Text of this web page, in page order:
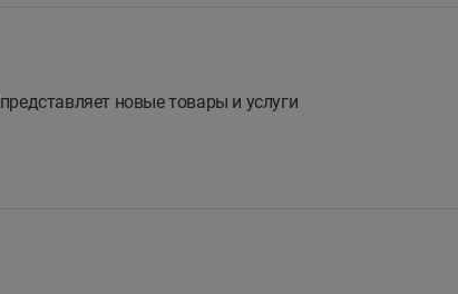
новые товары и услуги